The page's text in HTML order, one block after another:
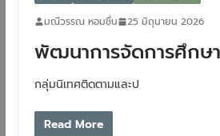
มณีวรรณ หอมชื่น 25 มิถุนายน 2026
พัฒนาการจัดการศึกษ
กลุ่มนิเทศติดตามและป
Read More